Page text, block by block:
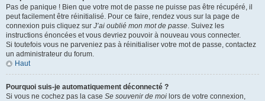
Pas de panique ! Bien que votre mot de passe ne puisse pas être récupéré, il
peut facilement être réinitialisé. Pour ce faire, rendez vous sur la page de
connexion puis cliquez sur J’ai oublié mon mot de passe. Suivez les
instructions énoncées et vous devriez pouvoir à nouveau vous connecter.
Si toutefois vous ne parveniez pas à réinitialiser votre mot de passe, contactez
un administrateur du forum.
Haut
Pourquoi suis-je automatiquement déconnecté ?
Si vous ne cochez pas la case Se souvenir de moi lors de votre connexion,